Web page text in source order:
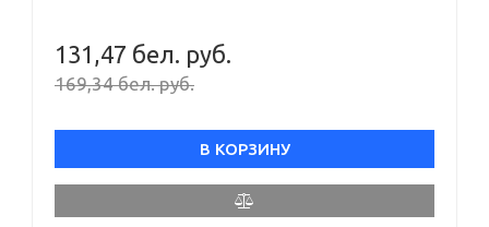
131,47 бел. руб.
169,34 бел. руб.
В КОРЗИНУ